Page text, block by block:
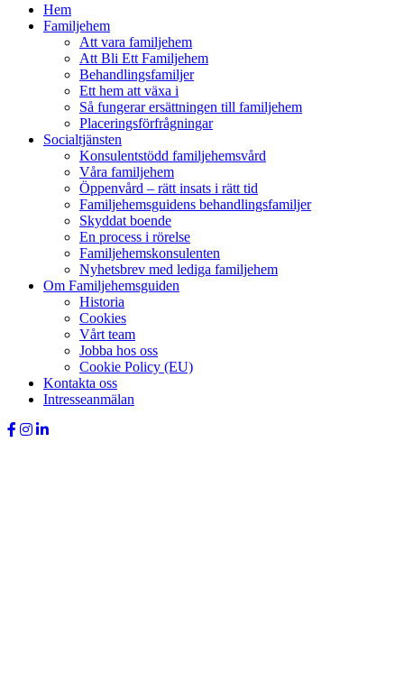
Hem
Familjehem
Att vara familjehem
Att Bli Ett Familjehem
Behandlingsfamiljer
Ett hem att växa i
Så fungerar ersättningen till familjehem
Placeringsförfrågningar
Socialtjänsten
Konsulentstödd familjehemsvård
Våra familjehem
Öppenvård – rätt insats i rätt tid
Familjehemsguidens behandlingsfamiljer
Skyddat boende
En process i rörelse
Familjehemskonsulenten
Nyhetsbrev med lediga familjehem
Om Familjehemsguiden
Historia
Cookies
Vårt team
Jobba hos oss
Cookie Policy (EU)
Kontakta oss
Intresseanmälan